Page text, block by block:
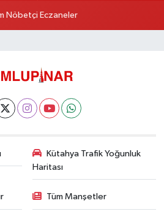
Nöbetçi Eczaneler
Kütahya Trafik Yoğunluk
Haritası
Tüm Manşetler